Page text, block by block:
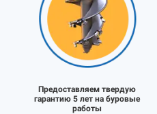
Предоставляем твердую
гарантию 5 лет на буровые
работы